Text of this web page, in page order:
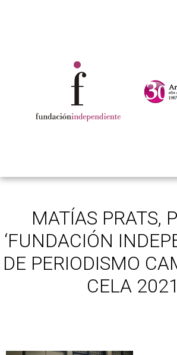
MATÍAS PRATS,
‘FUNDACIÓN
DE PERIODISMO
CELA 2021